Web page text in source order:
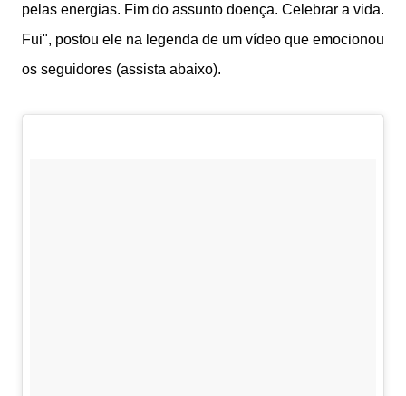
pelas energias. Fim do assunto doença. Celebrar a vida.
Fui", postou ele na legenda de um vídeo que emocionou
os seguidores (assista abaixo).